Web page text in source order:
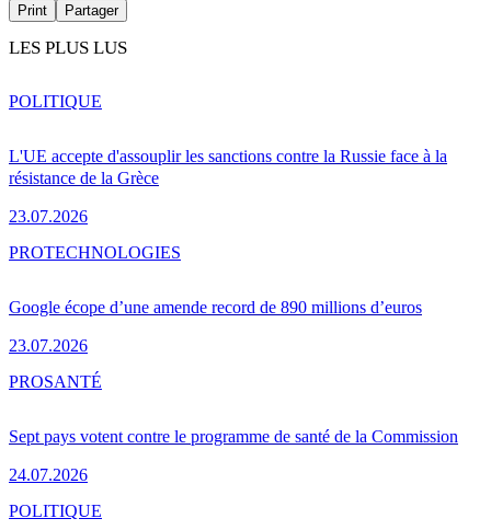
Print Partager
LES PLUS LUS
L'UE accepte d'assouplir les sanctions contre la Russie face à la
résistance de la Grèce
23.07.2026
POLITIQUE
Google écope d’une amende record de 890 millions d’euros
23.07.2026
PROTECHNOLOGIES
Sept pays votent contre le programme de santé de la Commission
24.07.2026
PROSANTÉ
POLITIQUE